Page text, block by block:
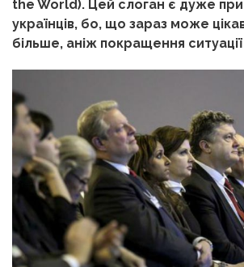
the World). Цей слоган є дуже
українців, бо, що зараз може
більше, аніж покращення ситуації